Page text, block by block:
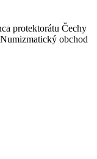
protektorátu Čechy
obchod